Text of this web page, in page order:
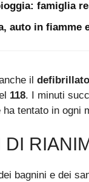
famiglia
auto in fiamme
il
118. I minuti
tentato in ogni
DI
bagnini e dei